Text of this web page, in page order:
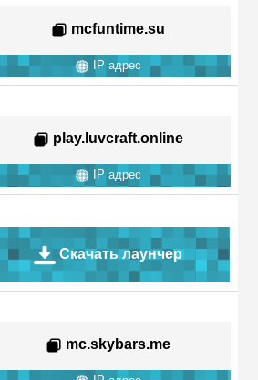
mcfuntime.su
IP адрес
play.luvcraft.online
IP адрес
Скачать лаунчер
mc.skybars.me